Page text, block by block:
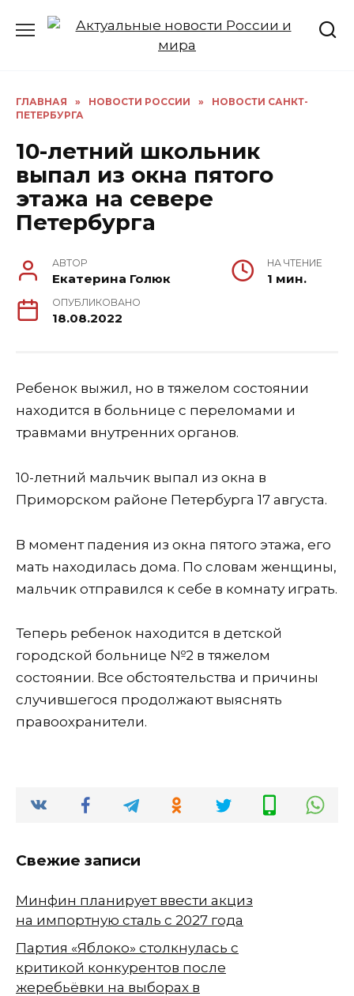
ГЛАВНАЯ » НОВОСТИ РОССИИ »
НОВОСТИ САНКТ-
ПЕТЕРБУРГА
10-летний школьник
выпал из окна пятого
этажа на севере
Петербурга
АВТОР
Екатерина Голюк
НА ЧТЕНИЕ
1 мин.
ОПУБЛИКОВАНО
18.08.2022
Ребенок выжил, но в тяжелом состоянии
находится в больнице с переломами и
травмами внутренних органов.
10-летний мальчик выпал из окна в
Приморском районе Петербурга 17 августа.
В момент падения из окна пятого этажа, его
мать находилась дома. По словам женщины,
мальчик отправился к себе в комнату играть.
Теперь ребенок находится в детской
городской больнице №2 в тяжелом
состоянии. Все обстоятельства и причины
случившегося продолжают выяснять
правоохранители.
Свежие записи
Минфин планирует ввести акциз
на импортную сталь с 2027 года
Партия «Яблоко» столкнулась с
критикой конкурентов после
жеребьёвки на выборах в